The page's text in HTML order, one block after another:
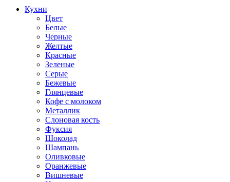
Кухни
Цвет
Белые
Черные
Желтые
Красные
Зеленые
Серые
Бежевые
Глянцевые
Кофе с молоком
Металлик
Слоновая кость
Фуксия
Шоколад
Шампань
Оливковые
Оранжевые
Вишневые